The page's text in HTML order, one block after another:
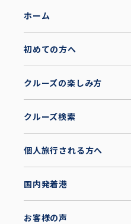
ホーム
初めての方へ
クルーズの楽しみ方
クルーズ検索
個人旅行される方へ
国内発着港
お客様の声